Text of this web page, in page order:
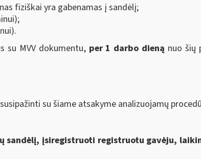
fiziškai yra gabenamas į sandėlį;
su MVV dokumentu, per 1 darbo dieną nuo šių
su šiame atsakyme analizuojamų
sandėlį, įsiregistruoti registruotu gavėju,